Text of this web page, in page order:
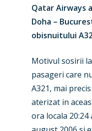
Qatar Airways
Doha –
obisnuitului
Motivul sosirii
pasageri care
A321, mai
aterizat in
ora locala